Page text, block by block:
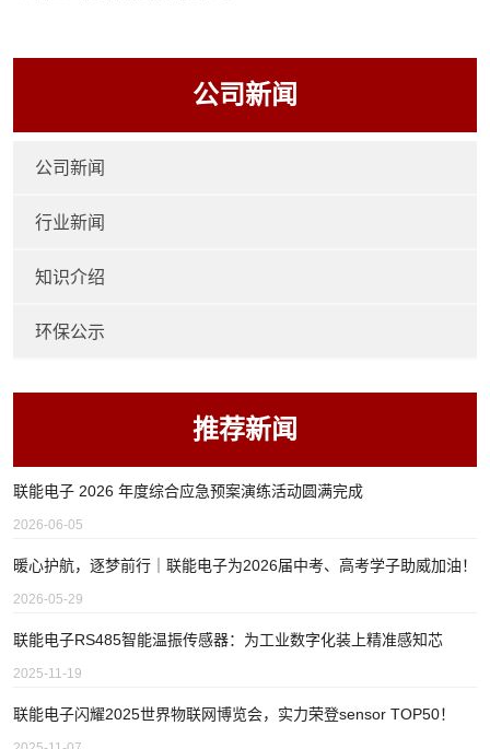
公司新闻
公司新闻
行业新闻
知识介绍
环保公示
推荐新闻
联能电子 2026 年度综合应急预案演练活动圆满完成
2026-06-05
暖心护航，逐梦前行｜联能电子为2026届中考、高考学子助威加油！
2026-05-29
联能电子RS485智能温振传感器：为工业数字化装上精准感知芯
2025-11-19
联能电子闪耀2025世界物联网博览会，实力荣登sensor TOP50！